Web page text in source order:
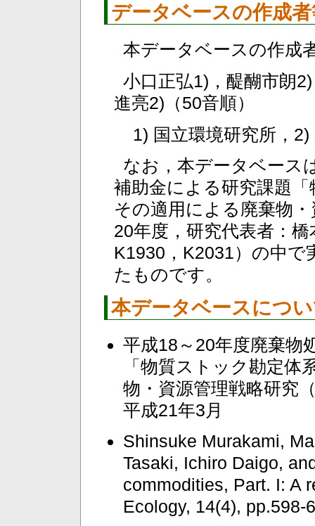
データベースの作成
本データベースの作成
小口正弘1)，醍醐市朗
進亮2)（50音順）
1) 国立環境研究所，2)
なお，本データベース
補助金による研究課題
その適用による廃棄物
20年度，研究代表者：
K1930，K2031）の中
たものです。
本データベースにつ
平成18～20年度廃棄物
「物質ストック勘定
物・資源管理戦略研究
平成21年3月
Shinsuke Murakami,
Tasaki, Ichiro Daigo,
commodities, Part. I: A
Ecology, 14(4), pp.598-